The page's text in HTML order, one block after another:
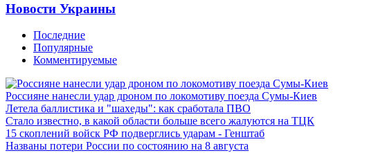
Новости Украины
Последние
Популярные
Комментируемые
Россияне нанесли удар дроном по локомотиву поезда Сумы-Киев
Летела баллистика и "шахеды": как сработала ПВО
Стало известно, в какой области больше всего жалуются на ТЦК
15 скоплений войск РФ подверглись ударам - Генштаб
Названы потери России по состоянию на 8 августа